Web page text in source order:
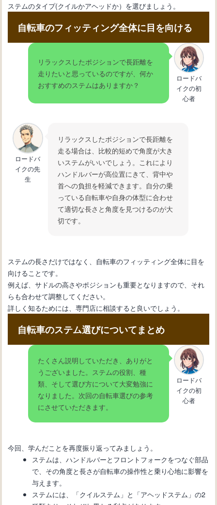
ステムのタイプ(クイルかアヘッドか）を選びましょう。
自転車のフィッティング全体に目を向ける
リラックスしたポジションで長距離を
走りたいと思っているのですが、何か
おすすめのステムはありますか？
ロードバ
イクの初
心者
ロードバ
イクの先
生
リラックスしたポジションで長距離を
走る場合は、比較的短めで角度が大き
いステムがいいでしょう。これにより
ハンドルバーが高位置にきて、背中や
首への負担を軽減できます。自分の乗
っている自転車や自身の体型に合わせ
て適切な長さと角度を見つけるのが大
切です。
ステムの長さだけではなく、自転車のフィッティング全体に目を
向けることです。
例えば、サドルの高さやポジションも重要となりますので、それ
らも合わせて調整してください。
詳しく知るためには、専門店に相談すると良いでしょう。
自転車のステム選びについてまとめ
たくさん説明していただき、ありがと
うございました。ステムの役割、種
類、そして選び方について大変勉強に
なりました。次回の自転車選びの参考
にさせていただきます。
ロードバ
イクの初
心者
今回、学んだことを再度振り返ってみましょう。
ステムは、ハンドルバーとフロントフォークをつなぐ部品
で、その角度と長さが自転車の操作性と乗り心地に影響を
与えます。
ステムには、「クイルステム」と「アヘッドステム」の2